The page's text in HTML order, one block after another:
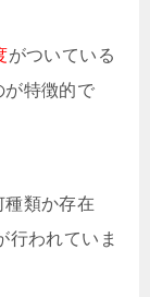
がついている
が特徴的で
類か存在
行われていま